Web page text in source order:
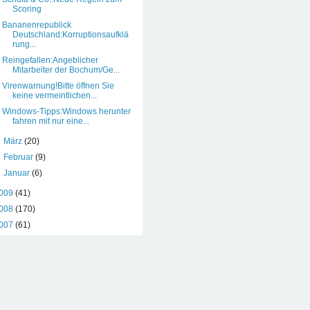
Scoring
Bananenrepublick
Deutschland:Korruptionsaufklä
rung...
Reingefallen:Angeblicher
Mitarbeiter der Bochum/Ge...
Virenwarnung!Bitte öffnen Sie
keine vermeintlichen...
Windows-Tipps:Windows herunter
fahren mit nur eine...
März(20)
Februar(9)
Januar(6)
(41)
(170)
(61)